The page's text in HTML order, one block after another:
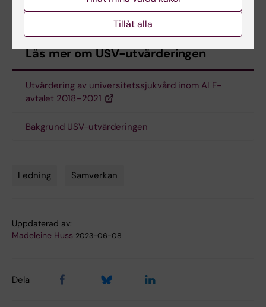
Universitetssjukhuset
.
Läs mer om USV-utvärderingen
Utvärdering av universitetssjukvård inom ALF-
avtalet 2018–2021
Bakgrund USV-utvärderingen
Ledning Samverkan
Uppdaterad av:
Madeleine Huss 2023-06-08
Dela
Tillåt alla